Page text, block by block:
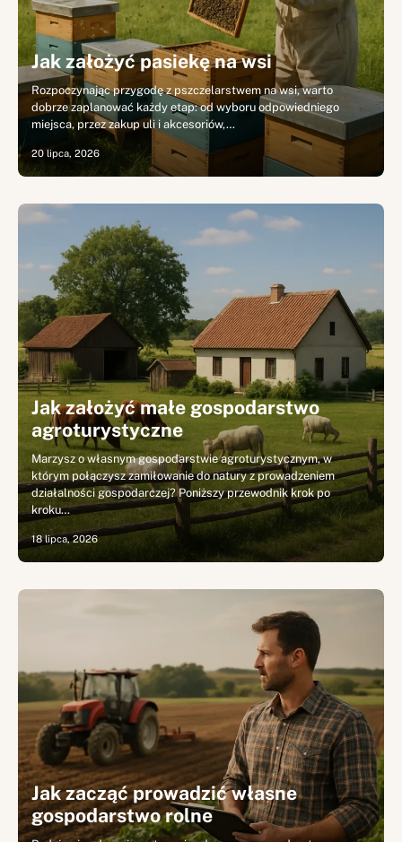
Jak założyć pasiekę na wsi
Rozpoczynając przygodę z pszczelarstwem na wsi, warto
dobrze zaplanować każdy etap: od wyboru odpowiedniego
miejsca, przez zakup uli i akcesoriów,…
20 lipca, 2026
Jak założyć małe gospodarstwo
agroturystyczne
Marzysz o własnym gospodarstwie agroturystycznym, w
którym połączysz zamiłowanie do natury z prowadzeniem
działalności gospodarczej? Poniższy przewodnik krok po
kroku…
18 lipca, 2026
Jak zacząć prowadzić własne
gospodarstwo rolne